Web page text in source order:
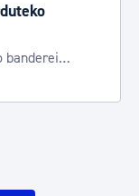
banderei